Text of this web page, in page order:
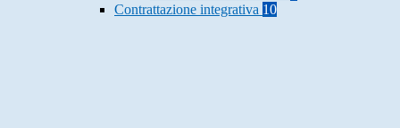
Contrattazione integrativa 10